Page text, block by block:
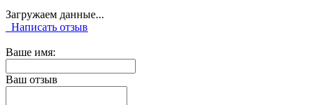
Загружаем данные...
Написать отзыв
Ваше имя:
Ваш отзыв